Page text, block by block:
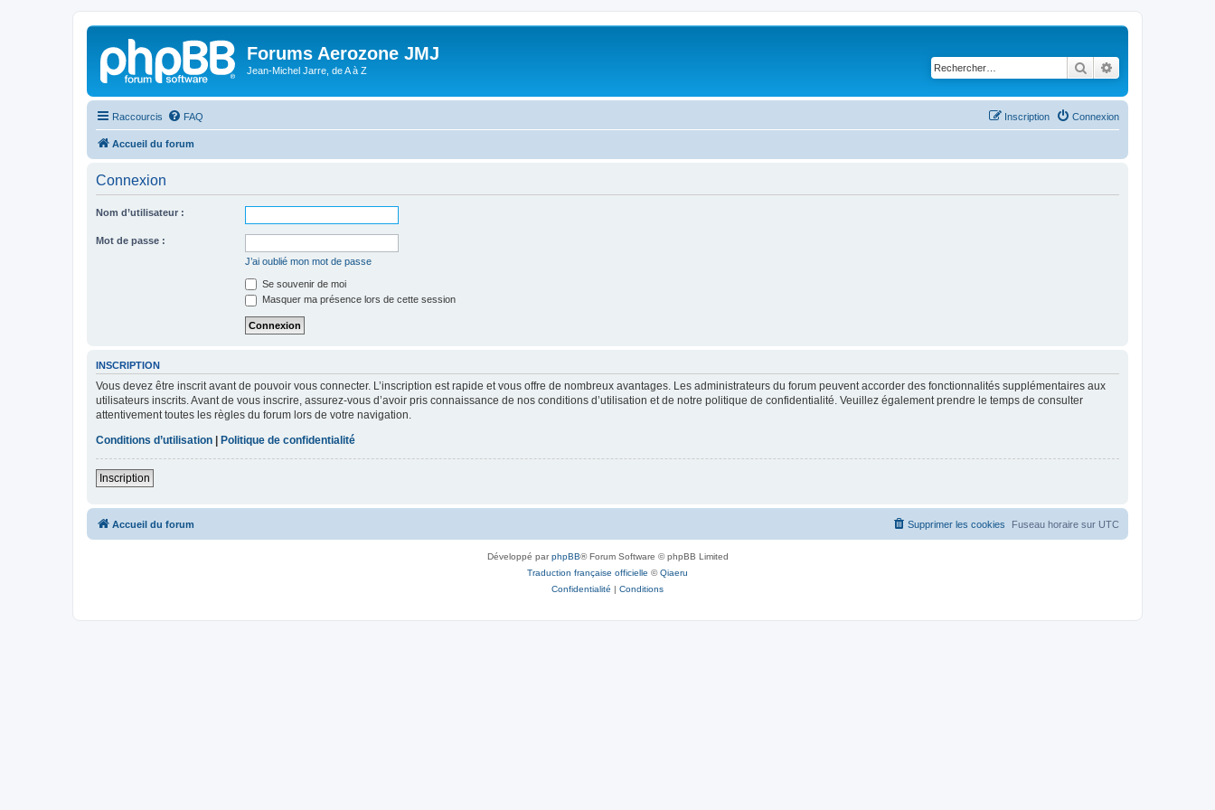
Forums Aerozone JMJ
Jean-Michel Jarre, de A à Z Rechercher
Raccourcis FAQ Connexion
Inscription
Accueil du forum
Connexion
Nom d’utilisateur :
Mot de passe :
J’ai oublié mon mot de passe
Se souvenir de moi
Masquer ma présence lors de cette session
INSCRIPTION
Vous devez être inscrit avant de pouvoir vous connecter. L’inscription est rapide et vous offre de nombreux avantages. Les administrateurs du forum peuvent accorder des fonctionnalités supplémentaires aux
utilisateurs inscrits. Avant de vous inscrire, assurez-vous d’avoir pris connaissance de nos conditions d’utilisation et de notre politique de confidentialité. Veuillez également prendre le temps de consulter
attentivement toutes les règles du forum lors de votre navigation.
Conditions d’utilisation
Politique de confidentialité
Inscription
Accueil du forum Fuseau horaire sur UTC
Supprimer les cookies
Développé parphpBB® Forum Software © phpBB Limited
Traduction française officielle ©Qiaeru
Confidentialité | Conditions